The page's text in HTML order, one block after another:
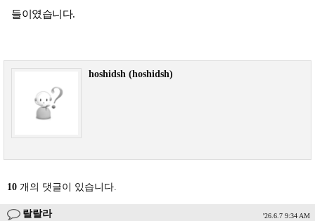
들이였습니다.
hoshidsh (hoshidsh)
10 개의 댓글이 있습니다.
랄랄라 '26.6.7 9:34 AM